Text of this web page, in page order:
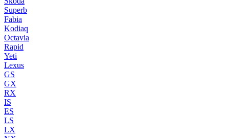
Superb
Fabia
Kodiaq
Octavia
Rapid
Yeti
Lexus
GS
GX
RX
IS
ES
LS
LX